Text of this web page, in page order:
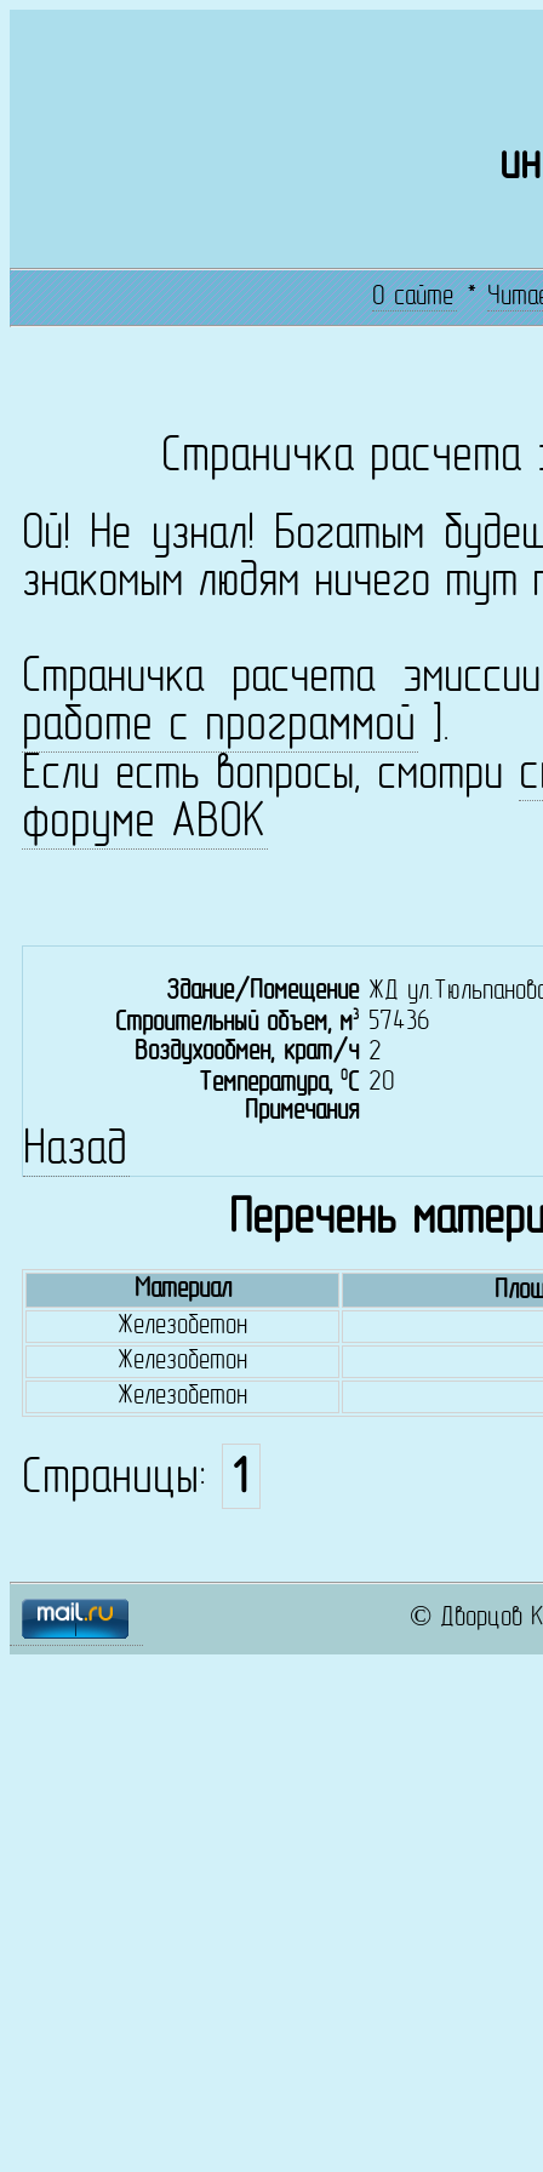
О сайте*
Страничка
Ой! Не узнал! Богатым
знакомым людям ничего тут
Страничка расчета
работе с программой ].
Если есть вопросы, смотри
форуме АВОК
Здание/Помещение ЖД
Строительный объем, м3
57436
Воздухообмен, крат/ч 2
Температура, 0C 20
Примечания
Назад
Перечень
Материал
Железобетон
Железобетон
Железобетон
Страницы: 1
© Дворцов